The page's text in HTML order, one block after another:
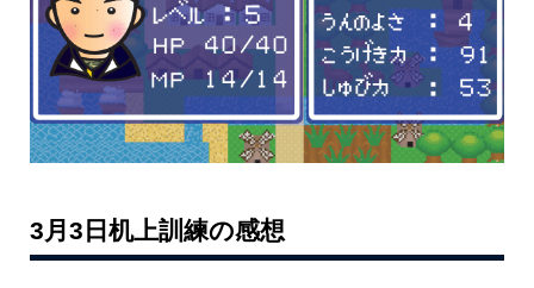
3月3日机上訓練の感想